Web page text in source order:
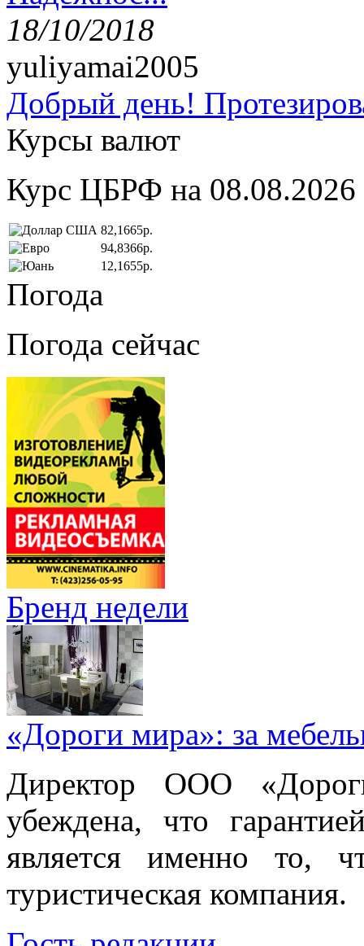
18/10/2018
yuliyamai2005
Добрый день!
Курсы валют
Курс ЦБРФ на 08.08.2026
82,1665р.
94,8366р.
12,1655р.
Погода
Погода сейчас
Бренд недели
«Дороги мира»: за
Директор ООО
убеждена, что
является именно то,
туристическая компания.